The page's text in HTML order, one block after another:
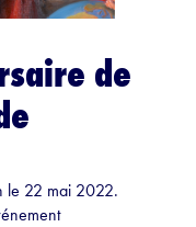
de
le 22 mai 2022.